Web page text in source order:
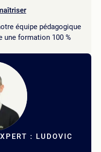
équipe pédagogique
une formation 100 %
: LUDOVIC